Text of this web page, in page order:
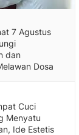
7 Agustus
dan
Dosa
Cuci
Menyatu
Ide Estetis